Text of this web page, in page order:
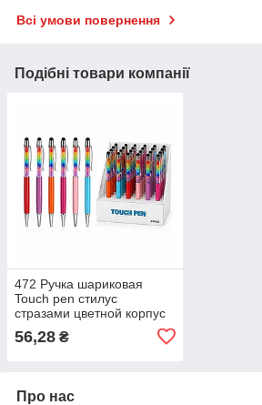
Всі умови повернення
Подібні товари компанії
472 Ручка шариковая
Touch pen стилус
стразами цветной корпус
56,28 ₴
Про нас